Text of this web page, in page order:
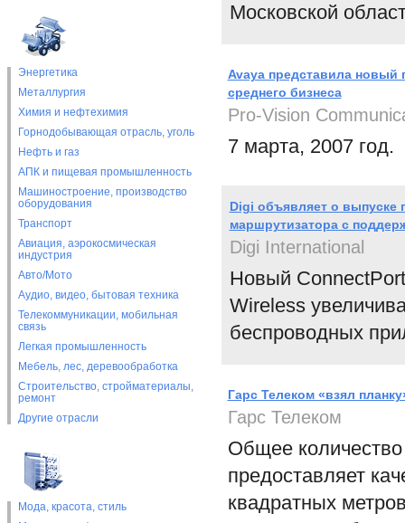
Энергетика
Металлургия
Химия и нефтехимия
Горнодобывающая отрасль, уголь
Нефть и газ
АПК и пищевая промышленность
Машиностроение, производство
оборудования
Транспорт
Авиация, аэрокосмическая
индустрия
Авто/Мото
Аудио, видео, бытовая техника
Телекоммуникации, мобильная
связь
Легкая промышленность
Мебель, лес, деревообработка
Строительство, стройматериалы,
ремонт
Другие отрасли
Мода, красота, стиль
Московской
Avaya представила новый
среднего бизнеса
Pro-Vision
7 марта, 2007 год.
Digi объявляет о выпуске
маршрутизатора с
Digi International
Новый
Wireless
беспроводных
Гарс Телеком «взял
Гарс Телеком
Общее
предоставляет
квадратных